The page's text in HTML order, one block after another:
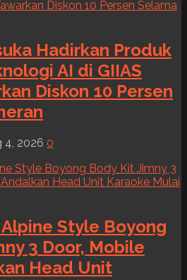
Hadirkan Produk
AI di GIIAS
Diskon 10 Persen
4, 2026 0
Alpine Style Boyong
3 Door, Mobile
Head Unit